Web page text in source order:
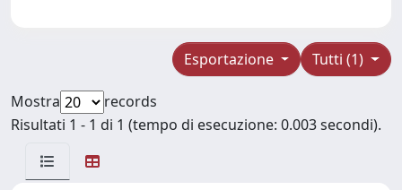
Tutti (1)
Esportazione
Mostra
records
Risultati 1 - 1 di 1 (tempo di esecuzione: 0.003 secondi).